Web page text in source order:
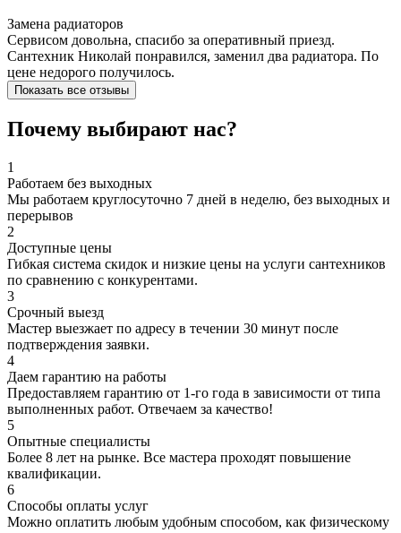
Замена радиаторов
Сервисом довольна, спасибо за оперативный приезд.
Сантехник Николай понравился, заменил два радиатора. По
цене недорого получилось.
Показать все отзывы
Почему выбирают нас?
1
Работаем без выходных
Мы работаем круглосуточно 7 дней в неделю, без выходных и
перерывов
2
Доступные цены
Гибкая система скидок и низкие цены на услуги сантехников
по сравнению с конкурентами.
3
Срочный выезд
Мастер выезжает по адресу в течении 30 минут после
подтверждения заявки.
4
Даем гарантию на работы
Предоставляем гарантию от 1-го года в зависимости от типа
выполненных работ. Отвечаем за качество!
5
Опытные специалисты
Более 8 лет на рынке. Все мастера проходят повышение
квалификации.
6
Способы оплаты услуг
Можно оплатить любым удобным способом, как физическому